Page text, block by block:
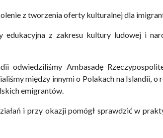
z tworzenia oferty kulturalnej dla
z zakresu kultury ludowej i
odwiedziliśmy Ambasadę
między innymi o Polakach na Islandii,
emigrantów.
i przy okazji pomógł sprawdzić w